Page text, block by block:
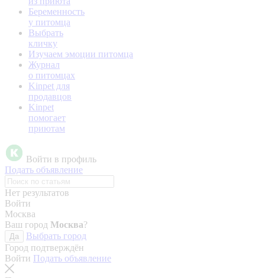
Беременность
у питомца
Выбрать
кличку
Изучаем эмоции питомца
Журнал
о питомцах
Kinpet для
продавцов
Kinpet
помогает
приютам
Войти в профиль
Подать объявление
Нет результатов
Войти
Москва
Ваш город Москва?
Да
Выбрать город
Город подтверждён
Войти Подать объявление